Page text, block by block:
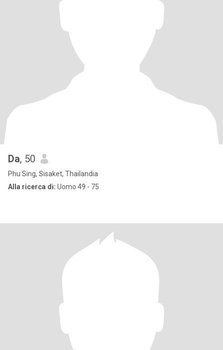
Da, 50
Phu Sing, Sisaket, Thailandia
Alla ricerca di: Uomo 49 - 75